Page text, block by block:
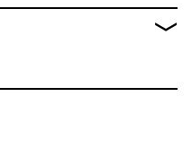
Themen des blauen